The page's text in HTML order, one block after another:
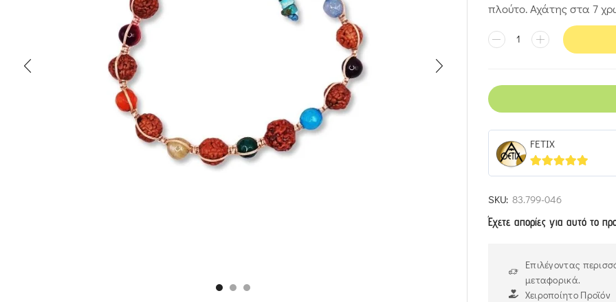
πλούτο. Αχάτης στα 7
FETIX
5out of 5
SKU: 83.799-046
Έχετε απορίες για αυτό το
Επιλέγοντας
μεταφορικά.
Χειροποίητο Προϊόν